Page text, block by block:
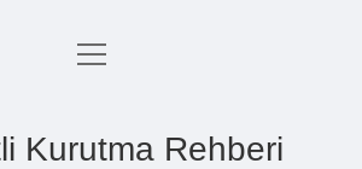
Anasayfa
menüyü
Kurutma Rehberi